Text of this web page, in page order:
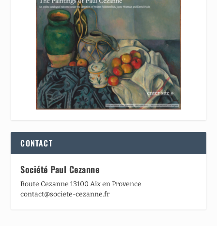
CONTACT
Société Paul Cezanne
Route Cezanne 13100 Aix en Provence
contact@societe-cezanne.fr